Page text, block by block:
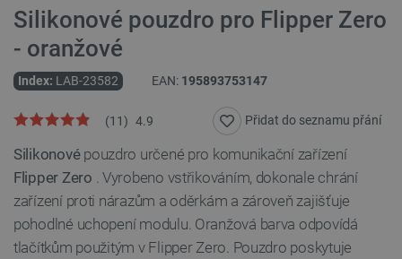
Silikonové pouzdro pro Flipper Zero
- oranžové
Index: LAB-23582 EAN: 195893753147
4.9
(11) Přidat do seznamu přání
Silikonovépouzdro určené pro komunikační zařízení
Flipper Zero . Vyrobeno vstřikováním, dokonale chrání
zařízení proti nárazům a oděrkám a zároveň zajišťuje
pohodlné uchopení modulu. Oranžová barva odpovídá
tlačítkům použitým v Flipper Zero. Pouzdro poskytuje